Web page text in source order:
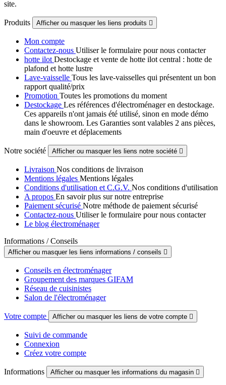
site.
Produits Afficher ou masquer les liens produits 
Mon compte
Contactez-nous Utiliser le formulaire pour nous contacter
hotte ilot Destockage et vente de hotte ilot central : hotte de
plafond et hotte lustre
Lave-vaisselle Tous les lave-vaisselles qui présentent un bon
rapport qualité/prix
Promotion Toutes les promotions du moment
Destockage Les références d'électroménager en destockage.
Ces appareils n'ont jamais été utilisé, sinon en mode démo
dans le showroom. Les Garanties sont valables 2 ans pièces,
main d'oeuvre et déplacements
Notre société Afficher ou masquer les liens notre société 
Livraison Nos conditions de livraison
Mentions légales Mentions légales
Conditions d'utilisation et C.G.V. Nos conditions d'utilisation
A propos En savoir plus sur notre entreprise
Paiement sécurisé Notre méthode de paiement sécurisé
Contactez-nous Utiliser le formulaire pour nous contacter
Le blog électroménager
Informations / Conseils
Afficher ou masquer les liens informations / conseils 
Conseils en électroménager
Groupement des marques GIFAM
Réseau de cuisinistes
Salon de l'électroménager
Votre compte Afficher ou masquer les liens de votre compte 
Suivi de commande
Connexion
Créez votre compte
Informations Afficher ou masquer les informations du magasin 